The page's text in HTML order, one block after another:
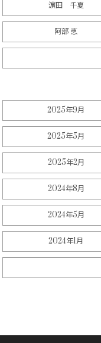
濵田 千夏
阿部 恵
2025年9月
2025年5月
2025年2月
2024年8月
2024年5月
2024年1月